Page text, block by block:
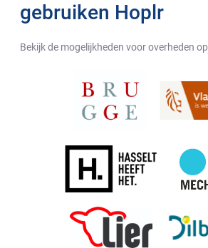
gebruiken Hoplr
Bekijk de mogelijkheden voor overheden op